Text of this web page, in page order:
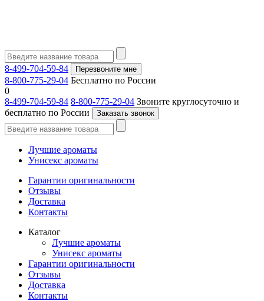
8-499-704-59-84 Перезвоните мне
8-800-775-29-04 Бесплатно по России
0
8-499-704-59-84 8-800-775-29-04 Звоните круглосуточно и
бесплатно по России
Заказать звонок
Лучшие ароматы
Унисекс ароматы
Гарантии оригинальности
Отзывы
Доставка
Контакты
Каталог
Лучшие ароматы
Унисекс ароматы
Гарантии оригинальности
Отзывы
Доставка
Контакты